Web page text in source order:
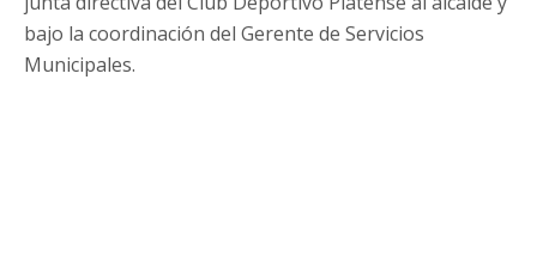
bajo la coordinación del Gerente de Servicios
Municipales.